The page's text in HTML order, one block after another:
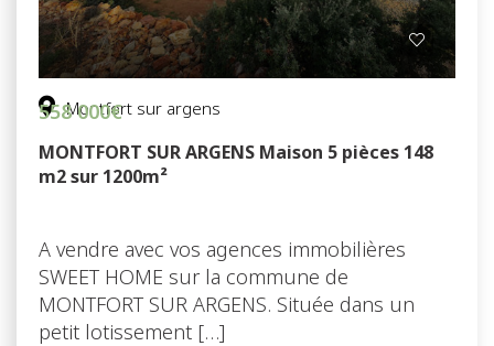
Montfort sur argens
558 000€
MONTFORT SUR ARGENS Maison 5 pièces 148
m2 sur 1200m²
A vendre avec vos agences immobilières
SWEET HOME sur la commune de
MONTFORT SUR ARGENS. Située dans un
petit lotissement […]